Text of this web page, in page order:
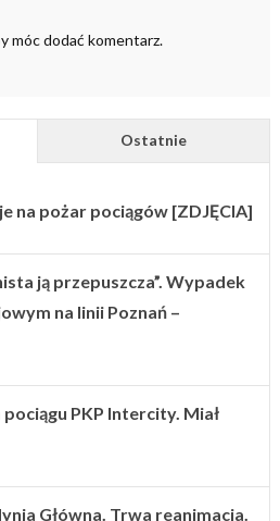
móc dodać komentarz.
Ostatnie
na pożar pociągów [ZDJĘCIA]
ją przepuszcza”. Wypadek
na linii Poznań –
PKP Intercity. Miał
Główna. Trwa reanimacja.